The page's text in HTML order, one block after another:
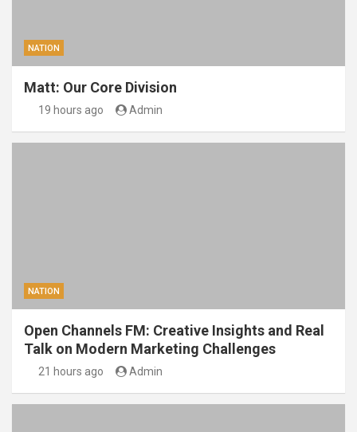
NATION
Matt: Our Core Division
19 hours ago Admin
NATION
Open Channels FM: Creative Insights and Real
Talk on Modern Marketing Challenges
21 hours ago Admin